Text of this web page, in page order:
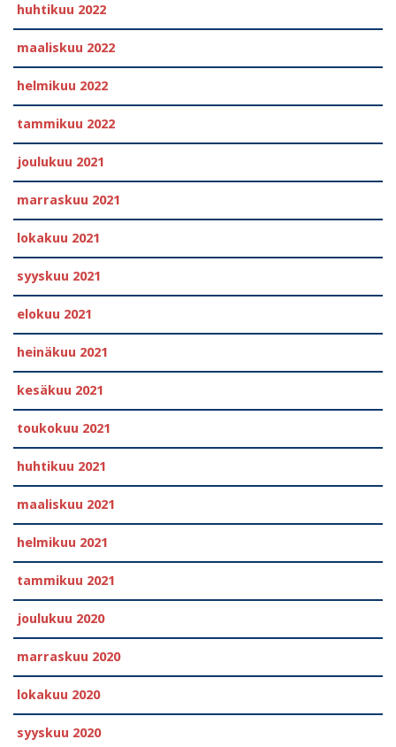
huhtikuu 2022
maaliskuu 2022
helmikuu 2022
tammikuu 2022
joulukuu 2021
marraskuu 2021
lokakuu 2021
syyskuu 2021
elokuu 2021
heinäkuu 2021
kesäkuu 2021
toukokuu 2021
huhtikuu 2021
maaliskuu 2021
helmikuu 2021
tammikuu 2021
joulukuu 2020
marraskuu 2020
lokakuu 2020
syyskuu 2020